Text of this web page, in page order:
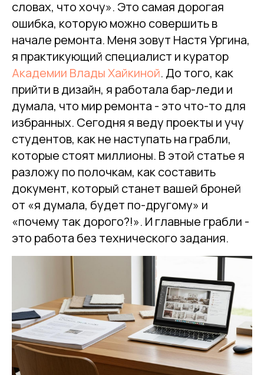
словах, что хочу». Это самая дорогая
ошибка, которую можно совершить в
начале ремонта. Меня зовут Настя Ургина,
я практикующий специалист и куратор
Академии Влады Хайкиной. До того, как
прийти в дизайн, я работала бар-леди и
думала, что мир ремонта - это что-то для
избранных. Сегодня я веду проекты и учу
студентов, как не наступать на грабли,
которые стоят миллионы. В этой статье я
разложу по полочкам, как составить
документ, который станет вашей броней
от «я думала, будет по-другому» и
«почему так дорого?!». И главные грабли -
это работа без технического задания.